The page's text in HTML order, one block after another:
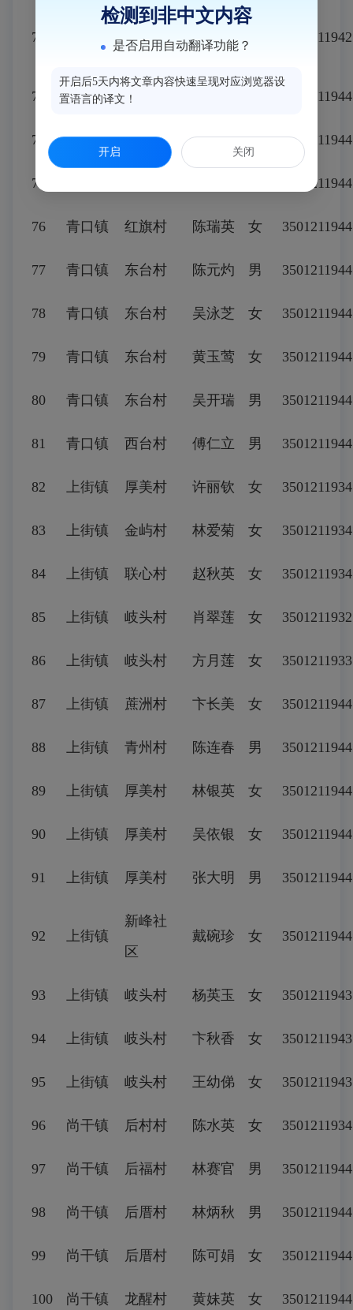
72
青新社
区
廖全成
73 青口镇 后福村
74 青口镇 后福村 黄兰英 女
75
76 青口镇 红旗村 陈瑞英 女
77 青口镇 东台村 陈元灼 男
78 青口镇 东台村 吴泳芝 女
79 青口镇 东台村 黄玉莺 女
80 青口镇 东台村 吴开瑞 男
81 青口镇 西台村 傅仁立 男
82 上街镇 厚美村 许丽钦 女
83 上街镇 金屿村 林爱菊 女
84 上街镇 联心村 赵秋英 女
85 上街镇 岐头村 肖翠莲 女
86 上街镇 岐头村 方月莲 女
87 上街镇 蔗洲村 卞长美 女
88 上街镇 青州村 陈连春 男
89 上街镇 厚美村 林银英 女
90 上街镇 厚美村 吴依银 女
91 上街镇 厚美村 张大明 男
92 上街镇
新峰社
区
戴碗珍 女
93 上街镇 岐头村 杨英玉 女
94 上街镇 岐头村 卞秋香 女
95 上街镇 岐头村 王幼俤 女
96 尚干镇 后村村 陈水英 女
97 尚干镇 后福村 林赛官 男
98 尚干镇 后厝村 林炳秋 男
99 尚干镇 后厝村 陈可娟 女
100 尚干镇 龙醒村 黄妹英 女
检测到非中文内容
是否启用自动翻译功能？
开启后5天内将文章内容快速呈现对应浏览器设
置语言的译文！
开启 关闭